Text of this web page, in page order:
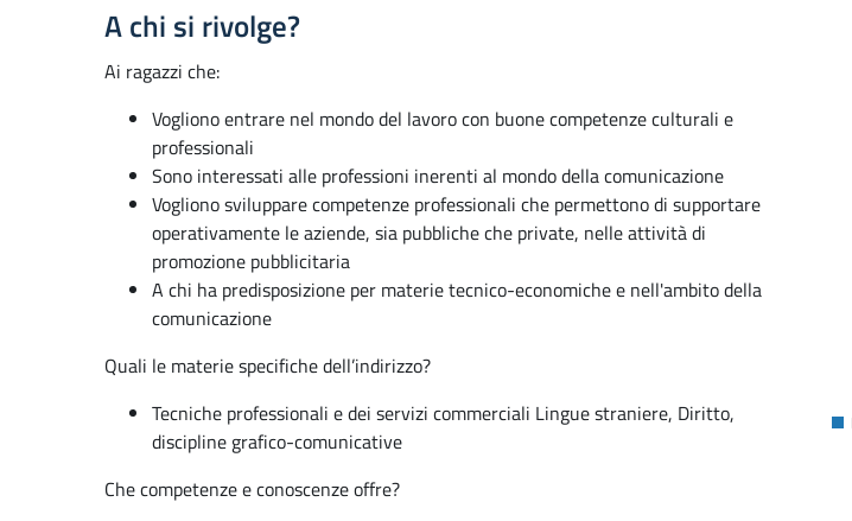
A chi si rivolge?
Ai ragazzi che:
Vogliono entrare nel mondo del lavoro con buone competenze culturali e
professionali
Sono interessati alle professioni inerenti al mondo della comunicazione
Vogliono sviluppare competenze professionali che permettono di supportare
operativamente le aziende, sia pubbliche che private, nelle attività di
promozione pubblicitaria
A chi ha predisposizione per materie tecnico-economiche e nell'ambito della
comunicazione
Quali le materie specifiche dell’indirizzo?
Tecniche professionali e dei servizi commerciali Lingue straniere, Diritto,
discipline grafico-comunicative
Che competenze e conoscenze offre?